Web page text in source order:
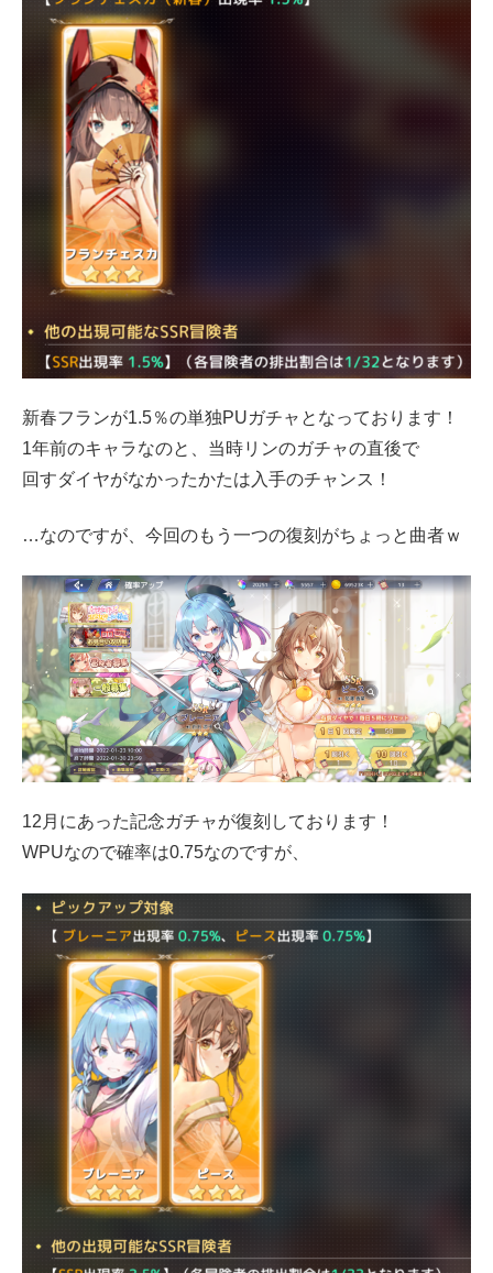
新春フランが1.5％の単独PUガチャとなっております！
1年前のキャラなのと、当時リンのガチャの直後で
回すダイヤがなかったかたは入手のチャンス！
…なのですが、今回のもう一つの復刻がちょっと曲者ｗ
12月にあった記念ガチャが復刻しております！
WPUなので確率は0.75なのですが、